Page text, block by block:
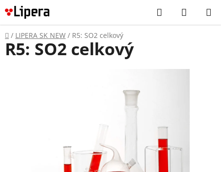
Prejsť
na
obsah
Hľadať
KOŠÍK
Domov
/ LIPERA SK NEW / R5: SO2 celkový
R5: SO2 celkový